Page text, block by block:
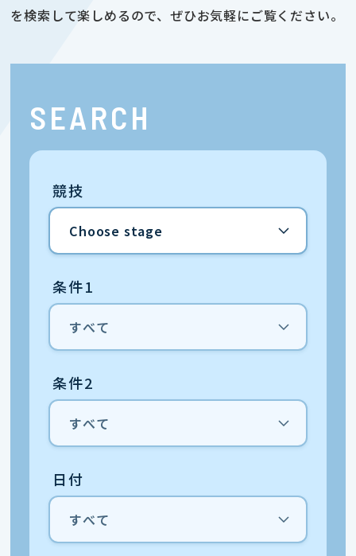
を検索して楽しめるので、ぜひお気軽にご覧ください。
SEARCH
競技
条件1
条件2
日付